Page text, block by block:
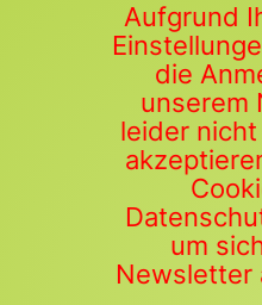
Aufgrund
die
unserem
leider
um
Newsletter